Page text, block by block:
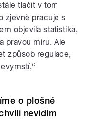
tlačit v tom
zjevně pracuje s
objevila statistika,
pravou míru. Ale
způsob regulace,
o plošné
nevidím